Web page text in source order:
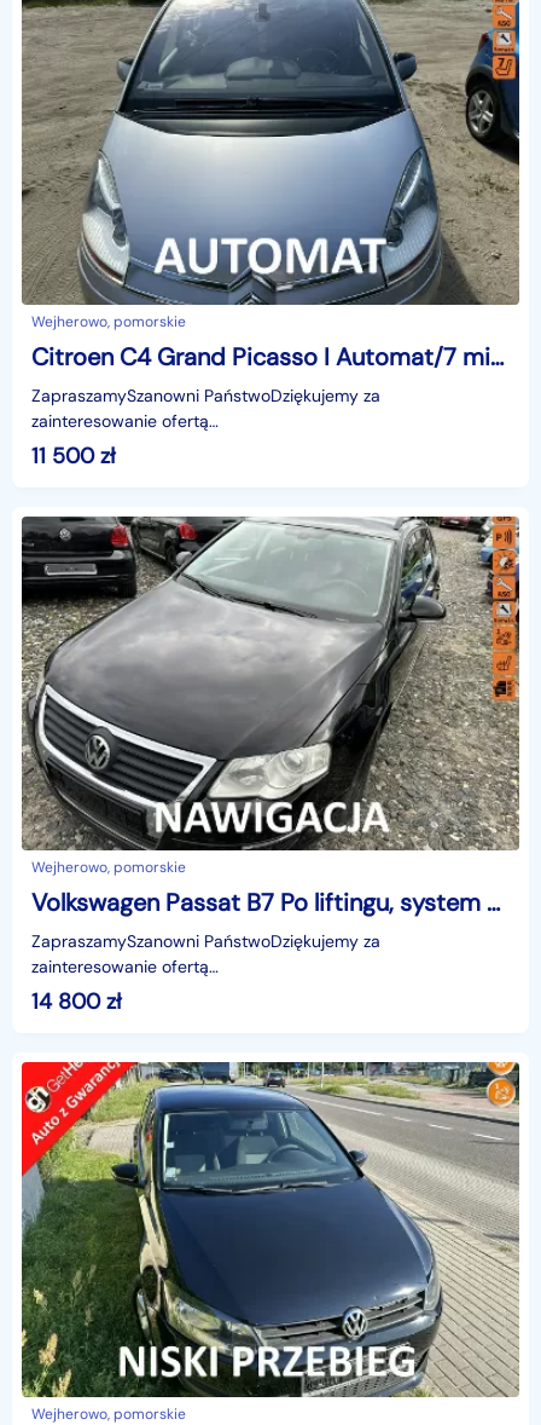
Wejherowo, pomorskie
Citroen C4 Grand Picasso I Automat/7 miejsc/Czujniki parkowania/Klimatronic
ZapraszamySzanowni PaństwoDziękujemy za
zainteresowanie ofertą
AutazEuropejskichSalonow.pl.czynne:pn-pt 9-18.sob 10-15.
Parkuje w Wejherowo,ul. Orzeszkowej 10,
11 500zł
Wejherowo, pomorskie
Volkswagen Passat B7 Po liftingu, system parkowania, nawigacja, bluetooth, Dyna Audio
ZapraszamySzanowni PaństwoDziękujemy za
zainteresowanie ofertą
AutazEuropejskichSalonow.pl.czynne:pn-pt 9-18.sob 10-15.
Parkuje w Wejherowo,ul. Orzeszkowej 10,
14 800zł
Wejherowo, pomorskie